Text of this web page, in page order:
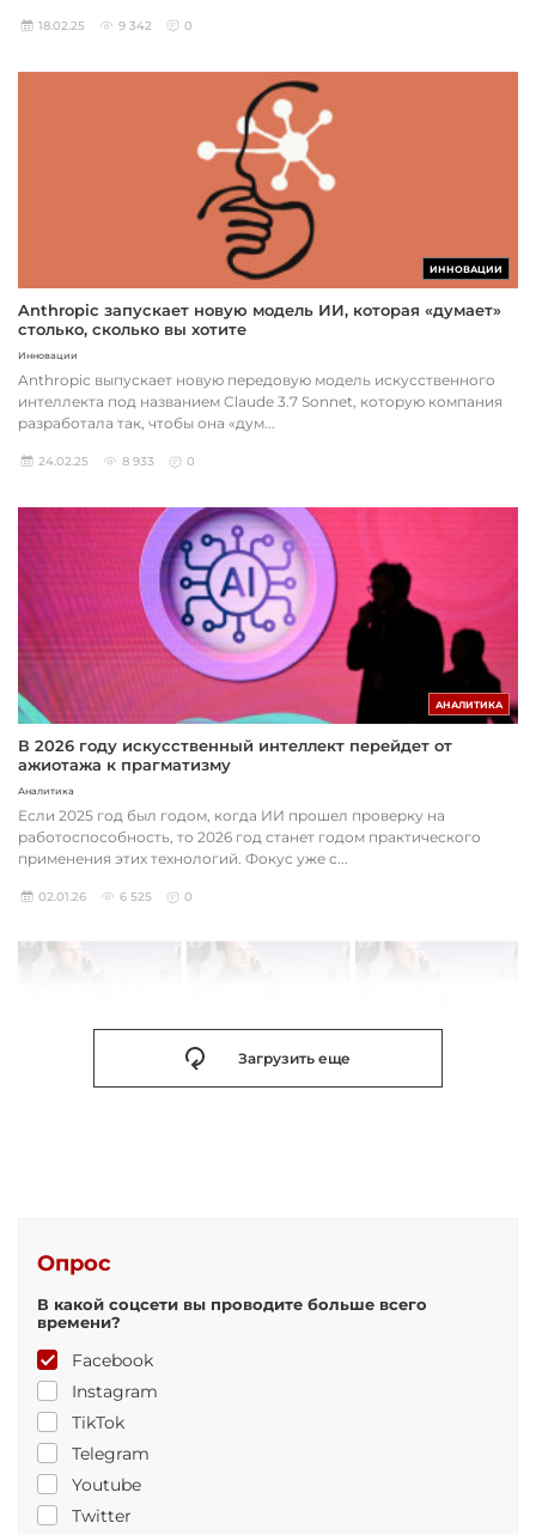
18.02.25 9 342 0
ИННОВАЦИИ
Anthropic запускает новую модель ИИ, которая «думает»
столько, сколько вы хотите
Инновации
Anthropic выпускает новую передовую модель искусственного
интеллекта под названием Claude 3.7 Sonnet, которую компания
разработала так, чтобы она «дум...
24.02.25 8 933 0
АНАЛИТИКА
В 2026 году искусственный интеллект перейдет от
ажиотажа к прагматизму
Аналитика
Если 2025 год был годом, когда ИИ прошел проверку на
работоспособность, то 2026 год станет годом практического
применения этих технологий. Фокус уже с...
02.01.26 6 525 0
Загрузить еще
Опрос
В какой соцсети вы проводите больше всего
времени?
Facebook
Instagram
TikTok
Telegram
Youtube
Twitter